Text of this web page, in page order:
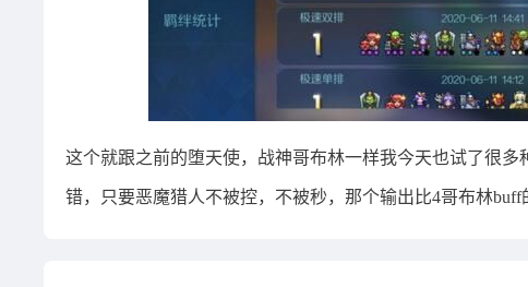
这个就跟之前的堕天使，战神哥布林一样我今天也试了很
错，只要恶魔猎人不被控，不被秒，那个输出比4哥布林